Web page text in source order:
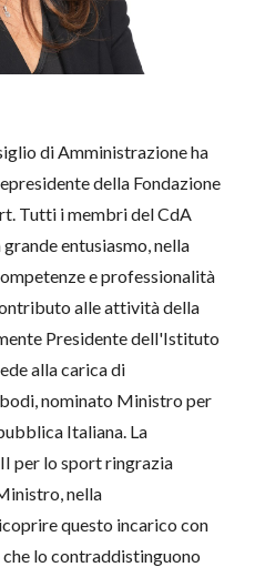
di Amministrazione ha
della Fondazione
Tutti i membri del CdA
entusiasmo, nella
e professionalità
alle attività della
Presidente dell'Istituto
alla carica di
nominato Ministro per
Italiana. La
per lo sport ringrazia
nella
questo incarico con
che lo contraddistinguono